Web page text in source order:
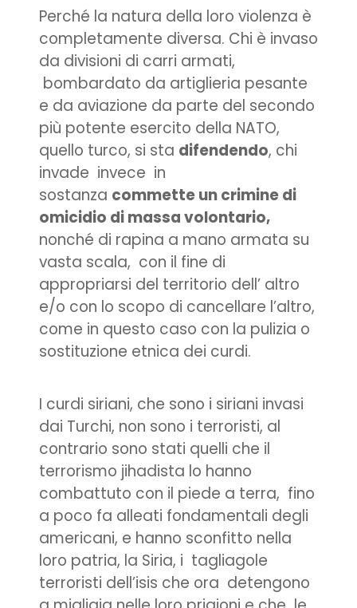
Perché la natura della loro violenza è
completamente diversa. Chi è invaso
da divisioni di carri armati,
bombardato da artiglieria pesante
e da aviazione da parte del secondo
più potente esercito della NATO,
quello turco, si sta difendendo, chi
invade invece in
sostanza commette un crimine di
omicidio di massa volontario,
nonché di rapina a mano armata su
vasta scala, con il fine di
appropriarsi del territorio dell’ altro
e/o con lo scopo di cancellare l’altro,
come in questo caso con la pulizia o
sostituzione etnica dei curdi.
I curdi siriani, che sono i siriani invasi
dai Turchi, non sono i terroristi, al
contrario sono stati quelli che il
terrorismo jihadista lo hanno
combattuto con il piede a terra, fino
a poco fa alleati fondamentali degli
americani, e hanno sconfitto nella
loro patria, la Siria, i tagliagole
terroristi dell’isis che ora detengono